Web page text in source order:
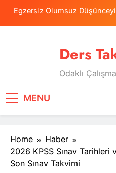
SkipEgzersiz Olumsuz Düşünceyi
Tercih Stresinde Veliler
Tekrarlama Zorlantısı:
Egzersiz Olumsuz Düşünceyi
Psikolojide Sistematik
Tercih Stresinde Veliler
Olur?
Ders
Odaklı
MENU
Home
Haber
2026 KPSS Sınav Tarihleri
Son Sınav Takvimi